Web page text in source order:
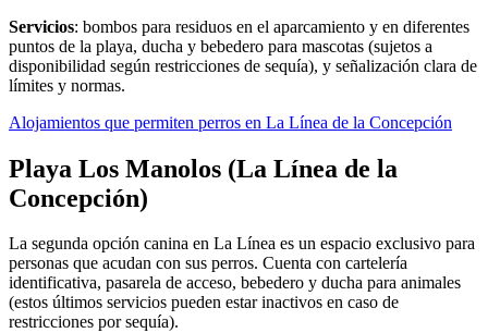
Servicios: bombos para residuos en el aparcamiento y en diferentes
puntos de la playa, ducha y bebedero para mascotas (sujetos a
disponibilidad según restricciones de sequía), y señalización clara de
límites y normas.
Alojamientos que permiten perros en La Línea de la Concepción
Playa Los Manolos (La Línea de la
Concepción)
La segunda opción canina en La Línea es un espacio exclusivo para
personas que acudan con sus perros. Cuenta con cartelería
identificativa, pasarela de acceso, bebedero y ducha para animales
(estos últimos servicios pueden estar inactivos en caso de
restricciones por sequía).